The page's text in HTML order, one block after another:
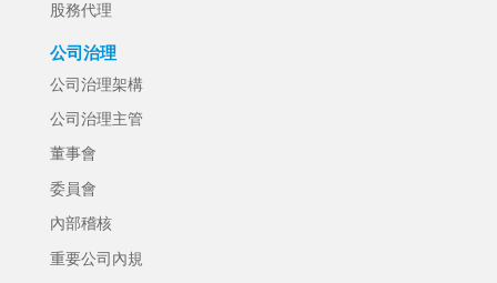
股務代理
公司治理
公司治理架構
公司治理主管
董事會
委員會
內部稽核
重要公司內規